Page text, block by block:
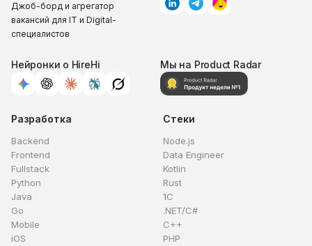
Джоб-борд и агрегатор
вакансий для IT и Digital-
специалистов
Нейронки о HireHi Мы на Product Radar
Разработка
Backend
Frontend
Fullstack
Python
Java
Go
Mobile
iOS
Стеки
Node.js
Data Engineer
Kotlin
Rust
1C
.NET/C#
C++
PHP